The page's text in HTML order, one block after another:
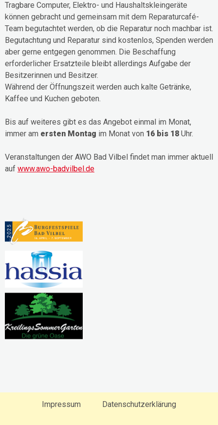
Tragbare Computer, Elektro- und Haushaltskleingeräte
können gebracht und gemeinsam mit dem Reparaturcafé-
Team begutachtet werden, ob die Reparatur noch machbar ist.
Begutachtung und Reparatur sind kostenlos, Spenden werden
aber gerne entgegen genommen. Die Beschaffung
erforderlicher Ersatzteile bleibt allerdings Aufgabe der
Besitzerinnen und Besitzer.
Während der Öffnungszeit werden auch kalte Getränke,
Kaffee und Kuchen geboten.
Bis auf weiteres gibt es das Angebot einmal im Monat,
immer am ersten Montag im Monat von 16 bis 18 Uhr.
Veranstaltungen der AWO Bad Vilbel findet man immer aktuell
auf www.awo-badvilbel.de
Impressum Datenschutzerklärung